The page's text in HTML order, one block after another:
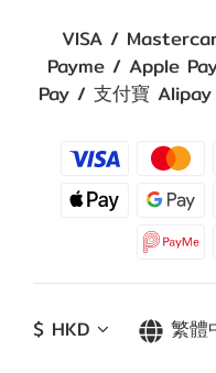
VISA /
Payme / Apple
Pay / 支付寶
$ HKD 繁體